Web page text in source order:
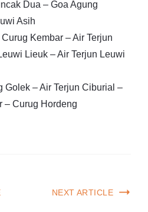
Dua – Goa Agung
Asih
Kembar – Air Terjun
Lieuk – Air Terjun Leuwi
Golek – Air Terjun Ciburial –
– Curug Hordeng
NEXT ARTICLE